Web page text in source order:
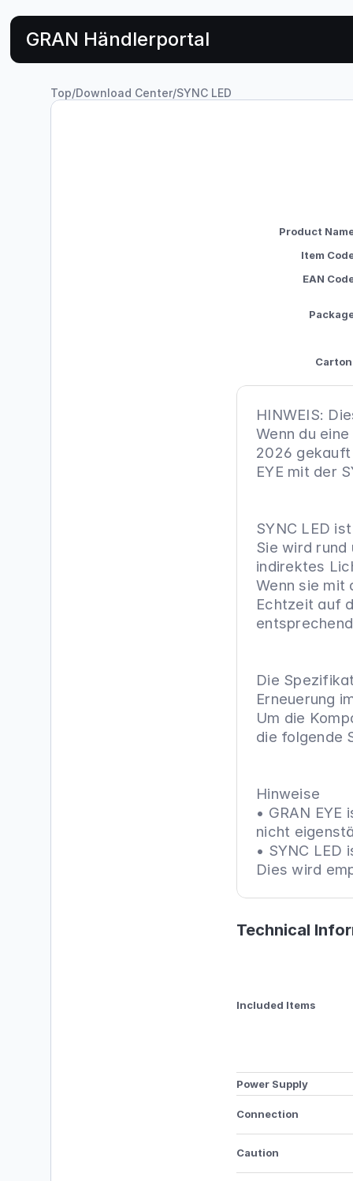
GRAN Händlerportal
Top/Download Center/SYNC LED
Product
Item
EAN
HINWEIS:
Wenn du
2026
EYE mit der
SYNC LED
Sie wird
indirektes
Wenn sie mit
Echtzeit auf
Die
Erneuerung
Um die
die folgende
Hinweise
• GRAN
nicht
• SYNC
Dies wird
Technical
Power Supply
Connection
Included Items
Caution